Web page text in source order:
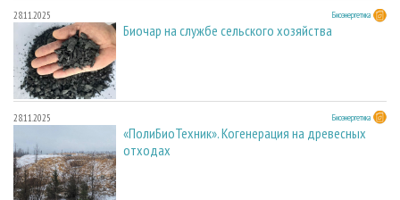
28.11.2025 Биоэнергетика
Биочар на службе сельского хозяйства
28.11.2025 Биоэнергетика
«ПолиБиоТехник». Когенерация на древесных
отходах